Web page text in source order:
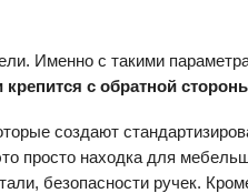
Именно с такими
с обратной
создают
просто находка для
безопасности ручек.